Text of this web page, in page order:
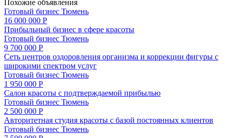
Похожие объявления
Готовый бизнес Тюмень
16 000 000 Р
Прибыльный бизнес в сфере красоты
Готовый бизнес Тюмень
9 700 000 Р
Сеть центров оздоровления организма и коррекции фигуры с
широкими спектром услуг
Готовый бизнес Тюмень
1 950 000 Р
Салон красоты с подтверждаемой прибылью
Готовый бизнес Тюмень
2 500 000 Р
Авторитетная студия красоты с базой постоянных клиентов
Готовый бизнес Тюмень